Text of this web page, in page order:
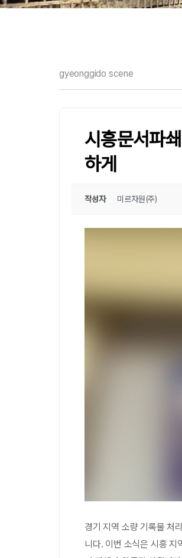
gyeonggido scene
시흥문서파
하게
작성자 미르자원(주)
경기 지역 소량 기록물 처
니다. 이번 소식은 시흥 지